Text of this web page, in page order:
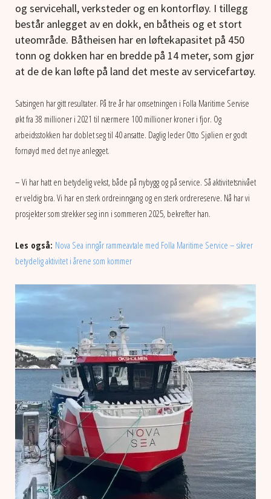
og servicehall, verksteder og en kontorfløy. I tillegg
består anlegget av en dokk, en båtheis og et stort
uteområde. Båtheisen har en løftekapasitet på 450
tonn og dokken har en bredde på 14 meter, som gjør
at de de kan løfte på land det meste av servicefartøy.
Satsingen har gitt resultater. På tre år har omsetningen i Folla Maritime Servise
økt fra 38 millioner i 2021 til nærmere 100 millioner kroner i fjor. Og
arbeidsstokken har doblet seg til 40 ansatte. Daglig leder Otto Sjølien er godt
fornøyd med det nye anlegget.
– Vi har hatt en betydelig vekst, både på nybygg og på service. Så aktivitetsnivået
er veldig bra. Vi har en sterk ordreinngang og en sterk ordrereserve. Nå har vi
prosjekter som strekker seg inn i sommeren 2025, bekrefter han.
Les også: Nova Sea inngår rammeavtale med Folla Maritime Service – sikrer
betydelig aktivitet i årene som kommer